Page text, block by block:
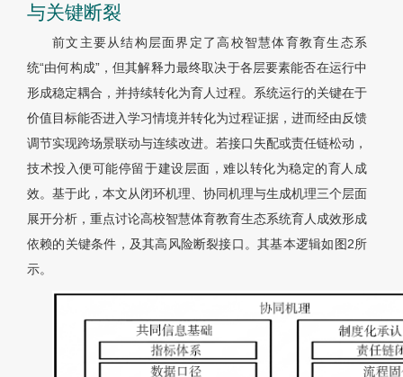
与关键断裂
前文主要从结构层面界定了高校智慧体育教育生态系
统“由何构成”，但其解释力最终取决于各层要素能否在运行中
形成稳定耦合，并持续转化为育人过程。系统运行的关键在于
价值目标能否进入学习情境并转化为过程证据，进而经由反馈
调节实现跨场景联动与连续改进。若接口失配或责任链松动，
技术投入便可能停留于建设层面，难以转化为稳定的育人成
效。基于此，本文从闭环机理、协同机理与生成机理三个层面
展开分析，重点讨论高校智慧体育教育生态系统育人成效形成
依赖的关键条件，及其高风险断裂接口。其基本逻辑如图2所
示。